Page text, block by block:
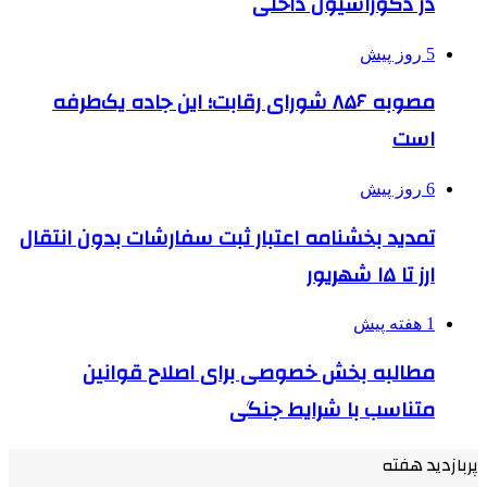
5 روز پیش
مصوبه ۸۵۶ شورای رقابت؛ این جاده یک‌طرفه
است
6 روز پیش
تمدید بخشنامه اعتبار ثبت سفارشات بدون انتقال
ارز تا ۱۵ شهریور
1 هفته پیش
مطالبه بخش خصوصی برای اصلاح قوانین
متناسب با شرایط جنگی
پربازدید هفته